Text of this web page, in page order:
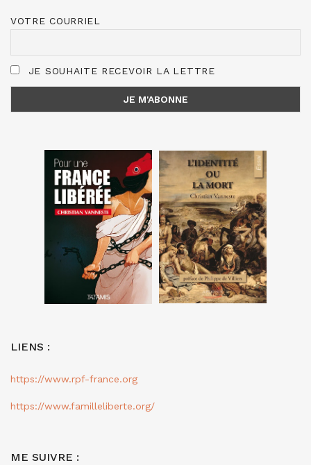
VOTRE COURRIEL
JE SOUHAITE RECEVOIR LA LETTRE
LIENS :
https://www.rpf-france.org
https://www.familleliberte.org/
ME SUIVRE :